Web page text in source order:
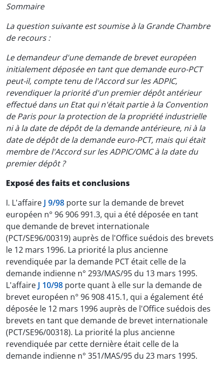
Sommaire
La question suivante est soumise à la Grande Chambre
de recours :
Le demandeur d'une demande de brevet européen
initialement déposée en tant que demande euro-PCT
peut-il, compte tenu de l'Accord sur les ADPIC,
revendiquer la priorité d'un premier dépôt antérieur
effectué dans un Etat qui n'était partie à la Convention
de Paris pour la protection de la propriété industrielle
ni à la date de dépôt de la demande antérieure, ni à la
date de dépôt de la demande euro-PCT, mais qui était
membre de l'Accord sur les ADPIC/OMC à la date du
premier dépôt ?
Exposé des faits et conclusions
I. L'affaire J 9/98 porte sur la demande de brevet
européen n° 96 906 991.3, qui a été déposée en tant
que demande de brevet internationale
(PCT/SE96/00319) auprès de l'Office suédois des brevets
le 12 mars 1996. La priorité la plus ancienne
revendiquée par la demande PCT était celle de la
demande indienne n° 293/MAS/95 du 13 mars 1995.
L'affaire J 10/98 porte quant à elle sur la demande de
brevet européen n° 96 908 415.1, qui a également été
déposée le 12 mars 1996 auprès de l'Office suédois des
brevets en tant que demande de brevet internationale
(PCT/SE96/00318). La priorité la plus ancienne
revendiquée par cette dernière était celle de la
demande indienne n° 351/MAS/95 du 23 mars 1995.